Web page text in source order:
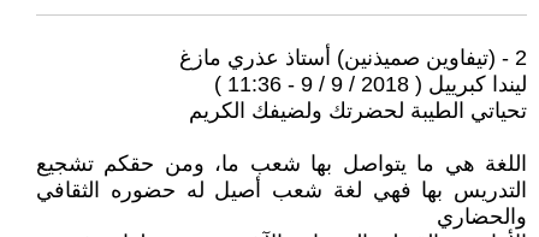
2 - (تيفاوين صميذنين) أستاذ عذري مازغ
ليندا كبرييل ( 2018 / 9 / 9 - 11:36 )
تحياتي الطيبة لحضرتك ولضيفك الكريم
اللغة هي ما يتواصل بها شعب ما، ومن حقكم تشجيع
التدريس بها فهي لغة شعب أصيل له حضوره الثقافي
والحضاري